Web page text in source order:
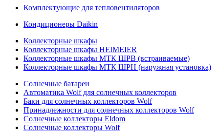
Комплектующие для тепловентиляторов
Кондиционеры Daikin
Коллекторные шкафы
Коллекторные шкафы HEIMEIER
Коллекторные шкафы МТК ШРВ (встраиваемые)
Коллекторные шкафы МТК ШРН (наружная установка)
Солнечные батареи
Автоматика Wolf для солнечных коллекторов
Баки для солнечных коллекторов Wolf
Принадлежности для солнечных коллекторов Wolf
Солнечные коллекторы Eldom
Солнечные коллекторы Wolf